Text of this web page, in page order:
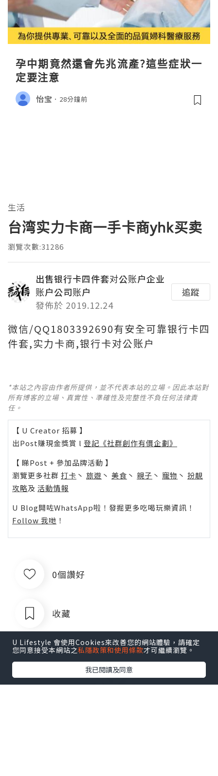
孕中期竟然還會先兆流產?這些症狀一
定要注意
怡宝 28分鐘前
生活
台湾实力卡商一手卡商yhk买卖
瀏覽次數:31286
出售银行卡四件套对公账户企业
账户公司账户
發佈於 2019.12.24
追蹤
微信/QQ1803392690有安全可靠银行卡四
件套,实力卡商,银行卡对公账户
*本站之內容由作者所提供，並不代表本站的立場。因此本站對
所有博客的立場、真實性、準確性及完整性不負任何法律責
任。
【 U Creator 招募 】
出Post賺現金獎賞 l 登記《社群創作有價企劃》
【 睇Post + 參加品牌活動 】
瀏覽更多社群 打卡 丶 旅遊 丶 美食 丶 親子 丶 寵物 丶 扮靚
攻略及 活動情報
U Blog開咗WhatsApp啦！發掘更多吃喝玩樂資訊！
Follow 我哋 ！
0個讚好
收藏
U Lifestyle 會使用Cookies來改善您的網站體驗，請確定
您同意接受本網站之私隱政策和使用條款才可繼續瀏覽。
我已閱讀及同意